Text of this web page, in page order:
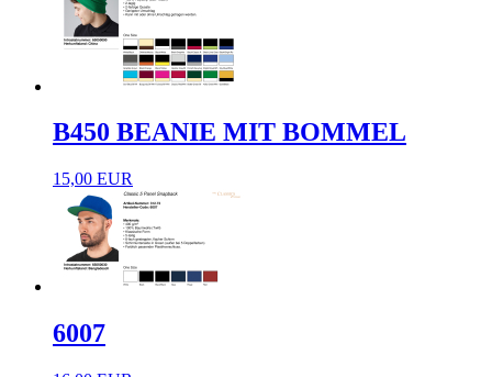
B450 BEANIE MIT BOMMEL
15,00 EUR
6007